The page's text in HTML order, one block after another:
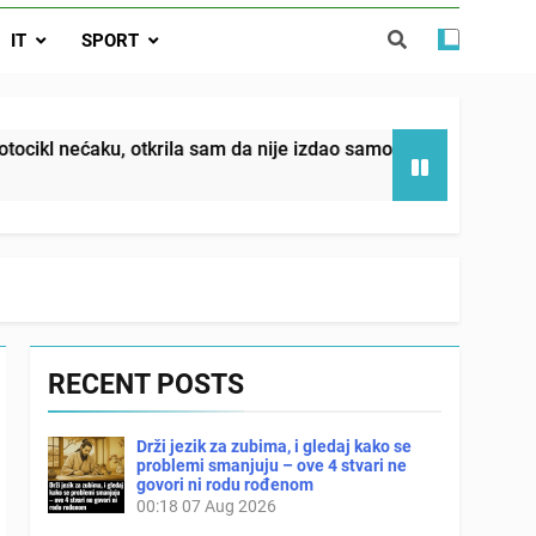
nije izdao samo našu kćer, nego je
sin već sutradan oženio ljubavnicom,
i da iza bolničkog stakla već čekaju
IT SPORT
sam da nije izdao samo našu kćer, nego je svojim
RECENT POSTS
Drži jezik za zubima, i gledaj kako se
problemi smanjuju – ove 4 stvari ne
govori ni rodu rođenom
00:18 07 Aug 2026